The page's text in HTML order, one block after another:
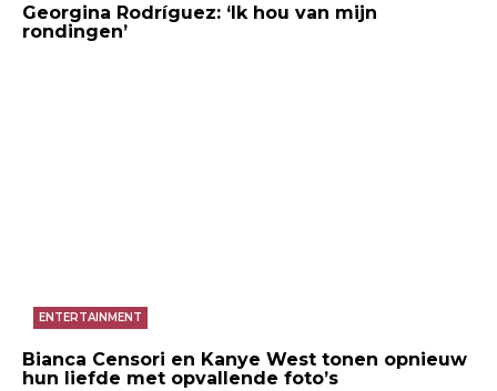
Georgina Rodríguez: ‘Ik hou van mijn
rondingen’
ENTERTAINMENT
Bianca Censori en Kanye West tonen opnieuw
hun liefde met opvallende foto’s